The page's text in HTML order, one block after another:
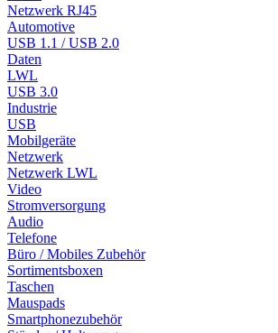
Netzwerk RJ45
Automotive
USB 1.1 / USB 2.0
Daten
LWL
USB 3.0
Industrie
USB
Mobilgeräte
Netzwerk
Netzwerk LWL
Video
Stromversorgung
Audio
Telefone
Büro / Mobiles Zubehör
Sortimentsboxen
Taschen
Mauspads
Smartphonezubehör